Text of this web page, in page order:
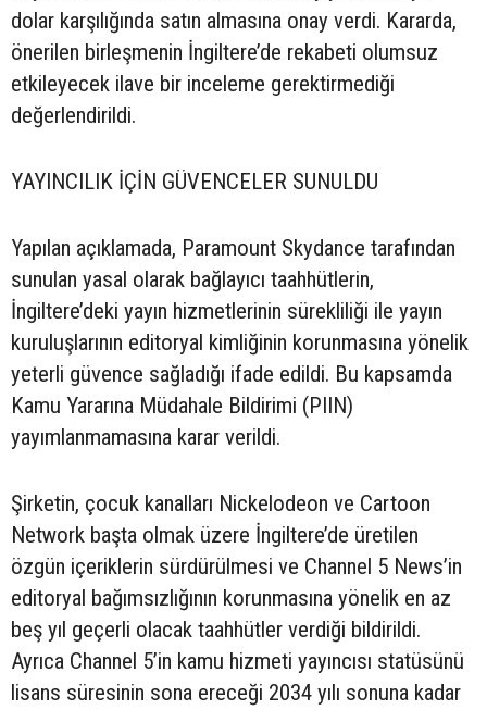
dolar karşılığında satın almasına onay verdi. Kararda,
önerilen birleşmenin İngiltere’de rekabeti olumsuz
etkileyecek ilave bir inceleme gerektirmediği
değerlendirildi.
YAYINCILIK İÇİN GÜVENCELER SUNULDU
Yapılan açıklamada, Paramount Skydance tarafından
sunulan yasal olarak bağlayıcı taahhütlerin,
İngiltere’deki yayın hizmetlerinin sürekliliği ile yayın
kuruluşlarının editoryal kimliğinin korunmasına yönelik
yeterli güvence sağladığı ifade edildi. Bu kapsamda
Kamu Yararına Müdahale Bildirimi (PIIN)
yayımlanmamasına karar verildi.
Şirketin, çocuk kanalları Nickelodeon ve Cartoon
Network başta olmak üzere İngiltere’de üretilen
özgün içeriklerin sürdürülmesi ve Channel 5 News’in
editoryal bağımsızlığının korunmasına yönelik en az
beş yıl geçerli olacak taahhütler verdiği bildirildi.
Ayrıca Channel 5’in kamu hizmeti yayıncısı statüsünü
lisans süresinin sona ereceği 2034 yılı sonuna kadar